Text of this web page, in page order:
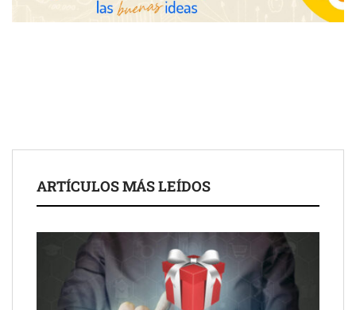
La luz roja, el nuevo aftersun, actúa en la recuperación de la piel
Eulalia Roig lanza ‘The Journal’, una revista digital mensual de
entrevistas y fotografía editorial
ARTÍCULOS MÁS LEÍDOS